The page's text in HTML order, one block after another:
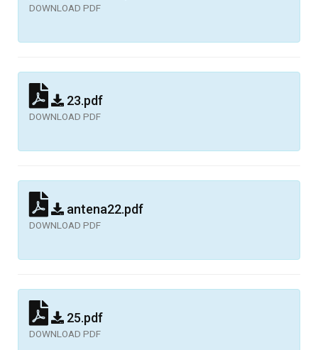
DOWNLOAD PDF
23.pdf
DOWNLOAD PDF
antena22.pdf
DOWNLOAD PDF
25.pdf
DOWNLOAD PDF